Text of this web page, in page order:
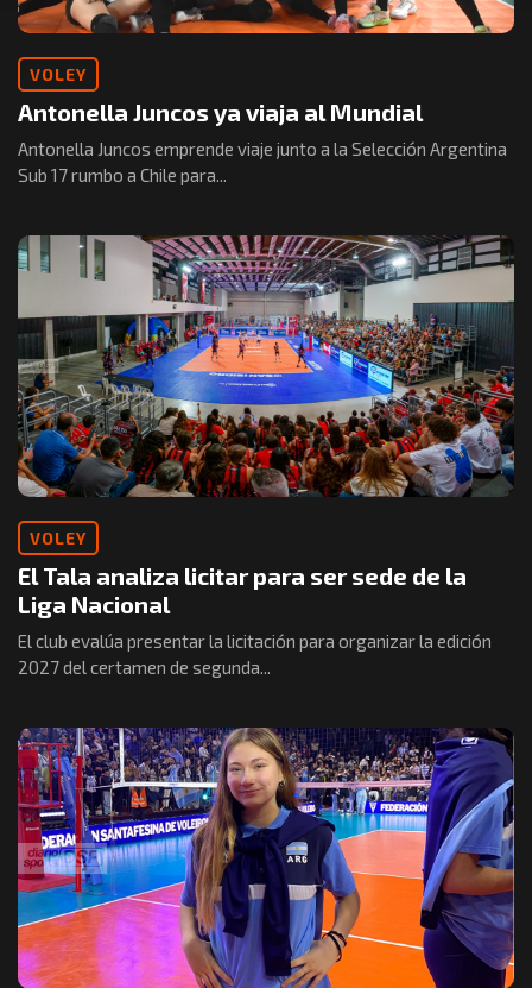
VOLEY
Antonella Juncos ya viaja al Mundial
Antonella Juncos emprende viaje junto a la Selección Argentina
Sub 17 rumbo a Chile para...
VOLEY
El Tala analiza licitar para ser sede de la
Liga Nacional
El club evalúa presentar la licitación para organizar la edición
2027 del certamen de segunda...